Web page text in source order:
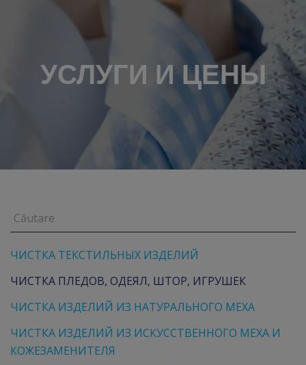
УСЛУГИ И ЦЕНЫ
ЧИСТКА ТЕКСТИЛЬНЫХ ИЗДЕЛИЙ
ЧИСТКА ПЛЕДОВ, ОДЕЯЛ, ШТОР, ИГРУШЕК
ЧИСТКА ИЗДЕЛИЙ ИЗ НАТУРАЛЬНОГО МЕХА
ЧИСТКА ИЗДЕЛИЙ ИЗ ИСКУССТВЕННОГО МЕХА И
КОЖЕЗАМЕНИТЕЛЯ